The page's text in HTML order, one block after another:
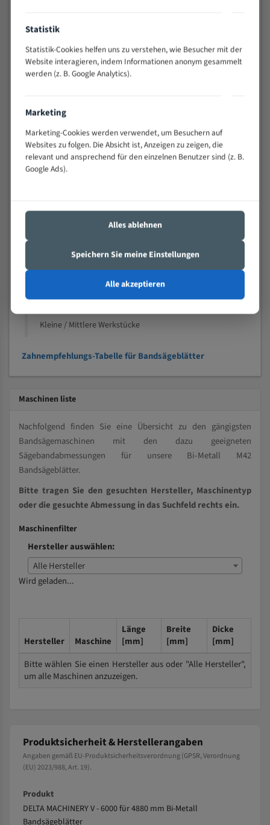
Widerstandsfähig gegen Zahnbruch auch bei
schwierigen Werkstücken (Materialmischung,
wechselnde Verbindungslängen)
Sehr geringe Vibration
Technische Beschreibung:
Positiver Spanwinkel
Bandkörper aus hochlegiertem Federstahl
Legierte HSS-beschichtete Zahnspitzen
Nichteisenmetalle
Kleine / Mittlere Werkstücke
Zahnempfehlungs-Tabelle für Bandsägeblätter
Maschinen liste
Nachfolgend finden Sie eine Übersicht zu den gängigsten
Bandsägemaschinen mit den dazu geeigneten
Sägebandabmessungen für unsere Bi-Metall M42
Bandsägeblätter.
Bitte tragen Sie den gesuchten Hersteller, Maschinentyp
oder die gesuchte Abmessung in das Suchfeld rechts ein.
Maschinenfilter
Hersteller auswählen:
Alle Hersteller
Wird geladen...
Hersteller Maschine
Länge
[mm]
Breite
[mm]
Dicke
[mm]
Bitte wählen Sie einen Hersteller aus oder "Alle Hersteller",
um alle Maschinen anzuzeigen.
Produktsicherheit & Herstellerangaben
Angaben gemäß EU-Produktsicherheitsverordnung (GPSR, Verordnung
(EU) 2023/988, Art. 19).
Produkt
DELTA MACHINERY V - 6000 für 4880 mm Bi-Metall
Bandsägeblätter
Statistik
Statistik-Cookies helfen uns zu verstehen, wie Besucher mit der
Website interagieren, indem Informationen anonym gesammelt
werden (z. B. Google Analytics).
Marketing
Marketing-Cookies werden verwendet, um Besuchern auf
Websites zu folgen. Die Absicht ist, Anzeigen zu zeigen, die
relevant und ansprechend für den einzelnen Benutzer sind (z. B.
Google Ads).
Alles ablehnen
Speichern Sie meine Einstellungen
Alle akzeptieren